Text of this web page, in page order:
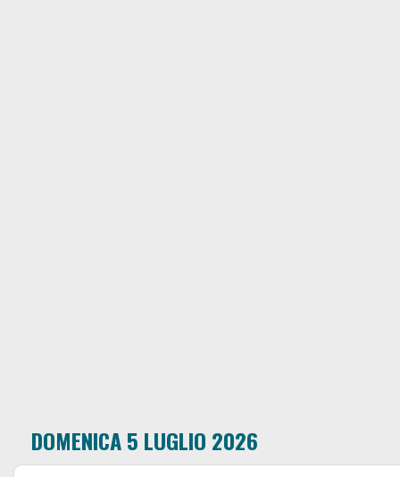
DOMENICA 5 LUGLIO 2026